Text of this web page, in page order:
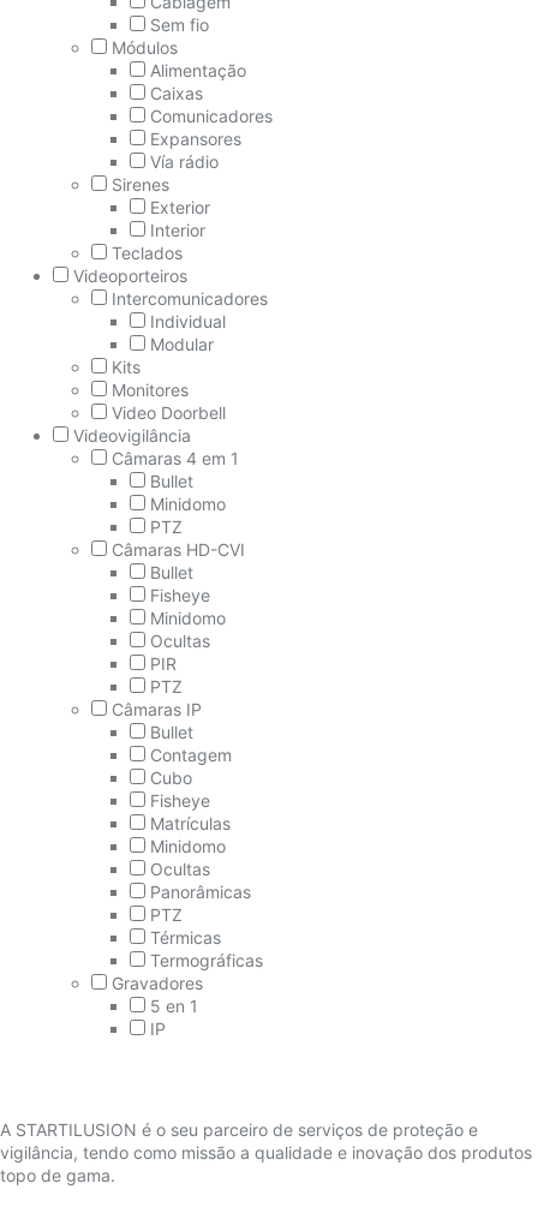
Sem fio
Módulos
Alimentação
Caixas
Comunicadores
Expansores
Vía rádio
Sirenes
Exterior
Interior
Teclados
Videoporteiros
Intercomunicadores
Individual
Modular
Kits
Monitores
Video Doorbell
Videovigilância
Câmaras 4 em 1
Bullet
Minidomo
PTZ
Câmaras HD-CVI
Bullet
Fisheye
Minidomo
Ocultas
PIR
PTZ
Câmaras IP
Bullet
Contagem
Cubo
Fisheye
Matrículas
Minidomo
Ocultas
Panorâmicas
PTZ
Térmicas
Termográficas
Gravadores
5 en 1
IP
A STARTILUSION é o seu parceiro de serviços de proteção e
vigilância, tendo como missão a qualidade e inovação dos produtos
topo de gama.